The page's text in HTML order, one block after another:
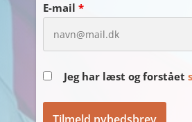
E-mail*
Jeg har læst og forstået